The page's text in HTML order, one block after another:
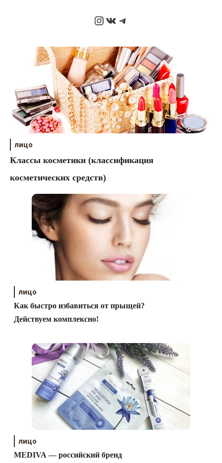
Instagram
ВКонтакте
Telegram
лицо
Классы косметики (классификация
косметических средств)
лицо
Как быстро избавиться от прыщей?
Действуем комплексно!
лицо
MEDIVA — российский бренд